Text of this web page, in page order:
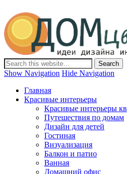
Дом-Цветник
Дизайн интерьера и ландшафта,
Идеи со всего мира.
Show Navigation Hide Navigation
Главная
Красивые интерьеры
Красивые интерьеры
Путешествия по домам
Дизайн для детей
Гостиная
Визуализация
Балкон и патио
Ванная
Домашний офис